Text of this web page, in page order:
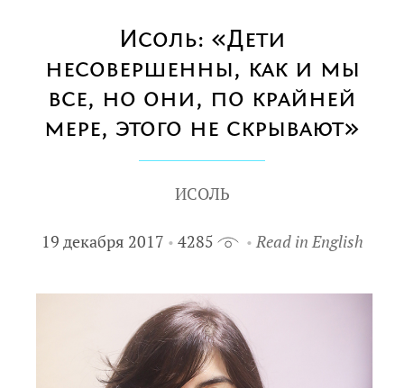
Исоль: «Дети
несовершенны, как и мы
все, но они, по крайней
мере, этого не скрывают»
ИСОЛЬ
19 декабря 2017 4285 Read in English